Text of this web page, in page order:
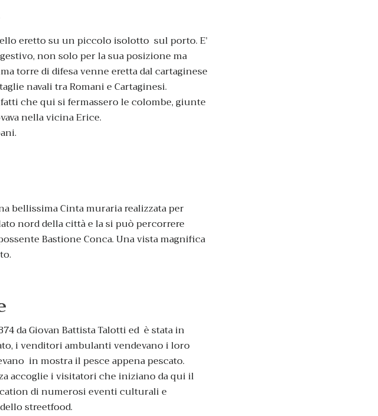
eretto su un piccolo isolotto sul porto. E’
non solo per la sua posizione ma
torre di difesa venne eretta dal cartaginese
navali tra Romani e Cartaginesi.
che qui si fermassero le colombe, giunte
nella vicina Erice.
bellissima Cinta muraria realizzata per
nord della città e la si può percorrere
Bastione Conca. Una vista magnifica
da Giovan Battista Talotti ed è stata in
i venditori ambulanti vendevano i loro
in mostra il pesce appena pescato.
accoglie i visitatori che iniziano da qui il
di numerosi eventi culturali e
streetfood.